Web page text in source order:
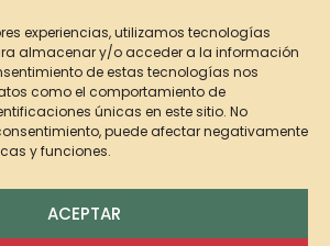
experiencias, utilizamos tecnologías
almacenar y/o acceder a la información
de estas tecnologías nos
como el comportamiento de
únicas en este sitio. No
puede afectar negativamente
y funciones.
ACEPTAR
COOKIES